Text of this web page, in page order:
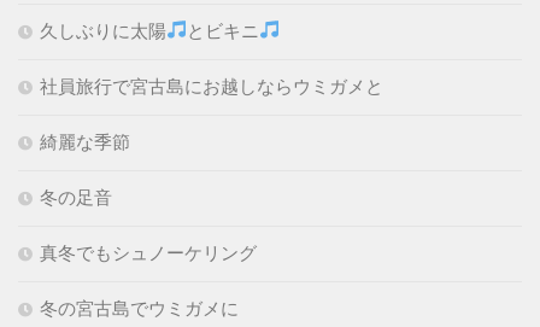
久しぶりに太陽 とビキニ
社員旅行で宮古島にお越しならウミガメと
綺麗な季節
冬の足音
真冬でもシュノーケリング
冬の宮古島でウミガメに